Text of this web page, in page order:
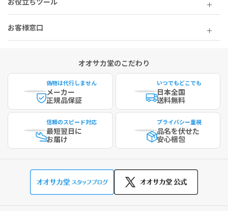
お客様窓口
オオサカ堂のこだわり
偽物は代行しません
メーカー
正規品保証
いつでもどこでも
日本全国
送料無料
信頼のスピード対応
最短翌日に
お届け
プライバシー重視
品名を伏せた
安心梱包